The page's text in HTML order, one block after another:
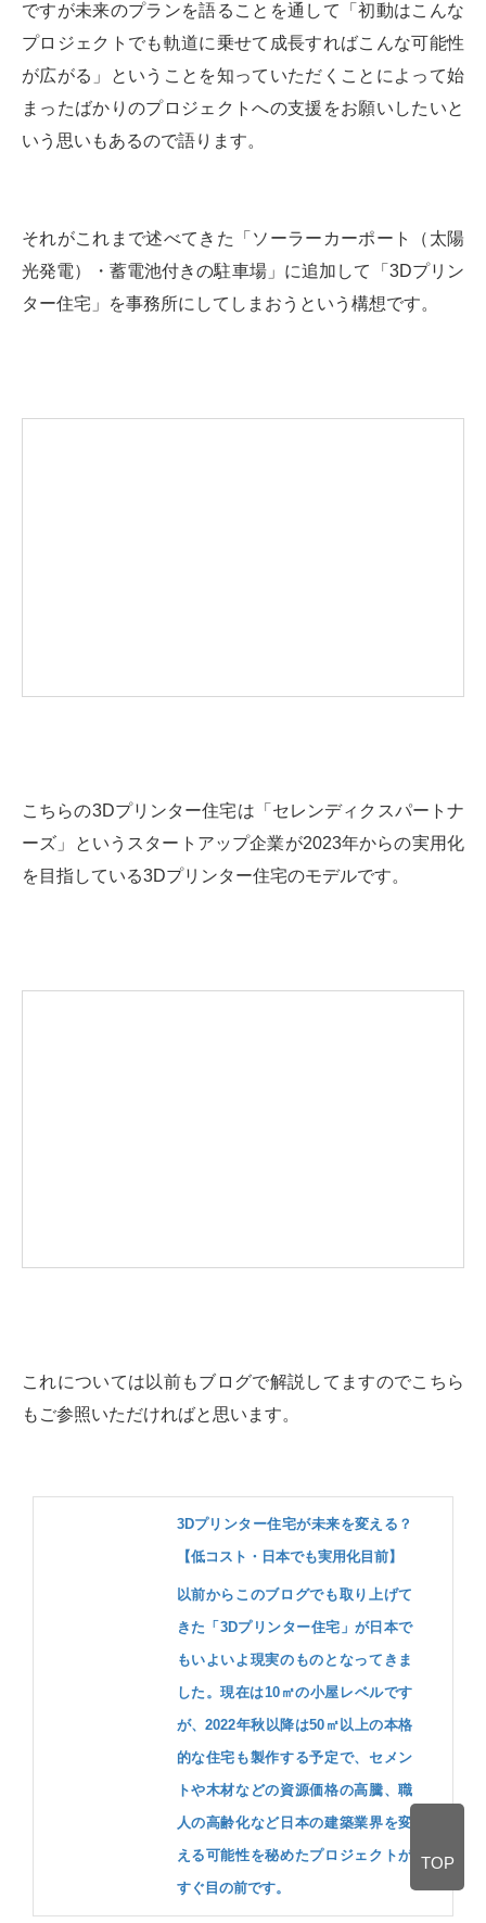
ですが未来のプランを語ることを通して「初動はこんな
プロジェクトでも軌道に乗せて成長すればこんな可能性
が広がる」ということを知っていただくことによって始
まったばかりのプロジェクトへの支援をお願いしたいと
いう思いもあるので語ります。
それがこれまで述べてきた「ソーラーカーポート（太陽
光発電）・蓄電池付きの駐車場」に追加して「3Dプリン
ター住宅」を事務所にしてしまおうという構想です。
こちらの3Dプリンター住宅は「セレンディクスパートナ
ーズ」というスタートアップ企業が2023年からの実用化
を目指している3Dプリンター住宅のモデルです。
これについては以前もブログで解説してますのでこちら
もご参照いただければと思います。
3Dプリンター住宅が未来を変える？
【低コスト・日本でも実用化目前】
以前からこのブログでも取り上げて
きた「3Dプリンター住宅」が日本で
もいよいよ現実のものとなってきま
した。現在は10㎡の小屋レベルです
が、2022年秋以降は50㎡以上の本格
的な住宅も製作する予定で、セメン
トや木材などの資源価格の高騰、職
人の高齢化など日本の建築業界を変
える可能性を秘めたプロジェクトが
すぐ目の前です。
TOP